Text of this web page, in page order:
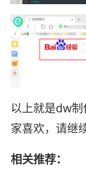
以上就是dw
家喜欢，请继
相关推荐：